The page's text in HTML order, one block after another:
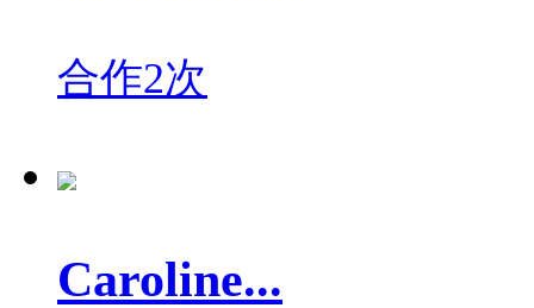
合作2次
Caroline...